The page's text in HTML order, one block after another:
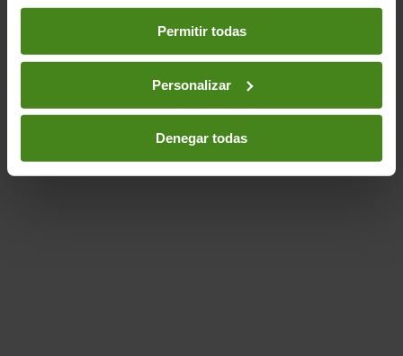
preferencias accediendo a nuestraPolítica de Cookieso
en los botones facilitados a continuación:
Permitir todas
Personalizar
Denegar todas
veus, les idees i...
Desigualtat(s)